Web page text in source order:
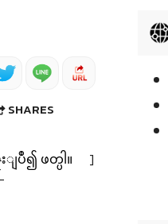
SHARES
ပဳ၍ ဖတ္ပါ။
]